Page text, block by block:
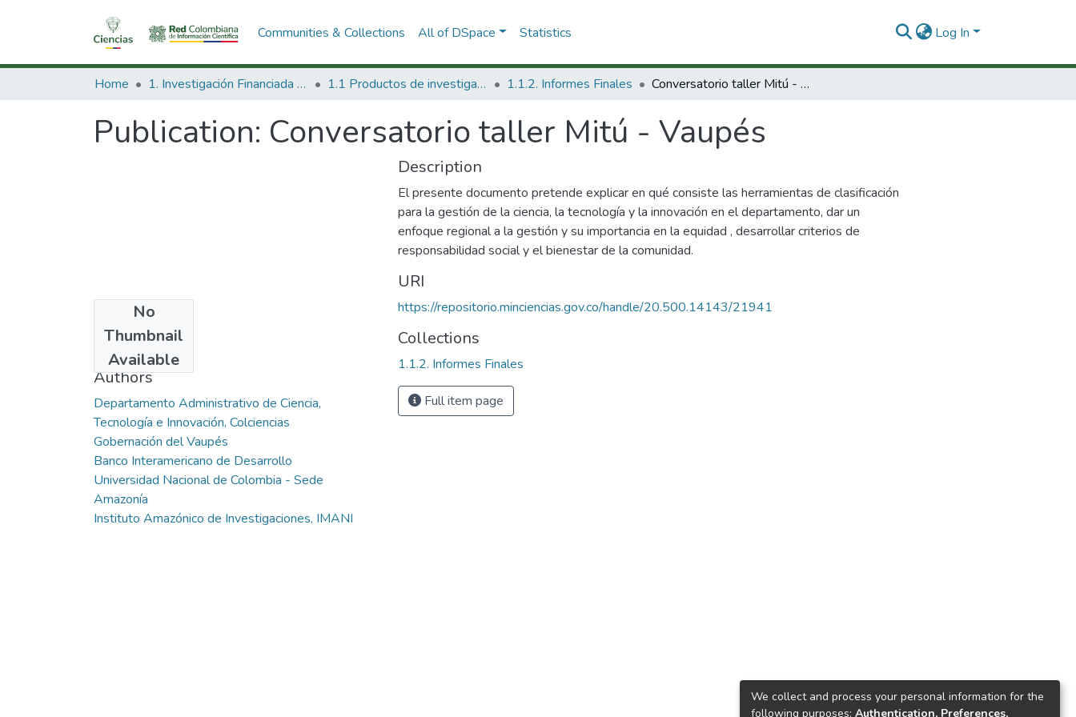
Communities & Collections All of DSpace Statistics Log In
Home 1. Investigación Financiada con Recursos Públicos 1.1 Productos de investigación 1.1.2. Informes Finales Conversatorio taller Mitú - Vaupés
Publication: Conversatorio taller Mitú - Vaupés
No
Thumbnail
Available
2013-09
Authors
Departamento Administrativo de Ciencia,
Tecnología e Innovación, Colciencias
Gobernación del Vaupés
Banco Interamericano de Desarrollo
Universidad Nacional de Colombia - Sede
Amazonía
Instituto Amazónico de Investigaciones, IMANI
Description
El presente documento pretende explicar en qué consiste las herramientas de clasificación
para la gestión de la ciencia, la tecnología y la innovación en el departamento, dar un
enfoque regional a la gestión y su importancia en la equidad , desarrollar criterios de
responsabilidad social y el bienestar de la comunidad.
URI
https://repositorio.minciencias.gov.co/handle/20.500.14143/21941
Collections
1.1.2. Informes Finales
Full item page
We collect and process your personal information for the
following purposes: Authentication, Preferences,